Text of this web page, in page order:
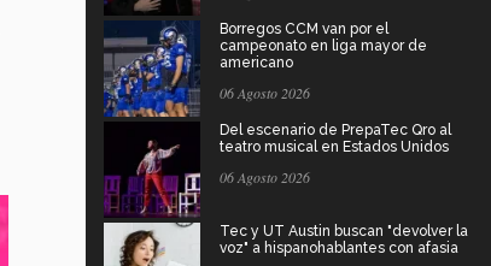
Borregos CCM van por el
campeonato en liga mayor de
americano
06 Agosto 2026
Del escenario de PrepaTec Qro al
teatro musical en Estados Unidos
06 Agosto 2026
Tec y UT Austin buscan "devolver la
voz" a hispanohablantes con afasia